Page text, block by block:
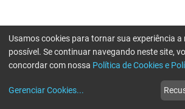
Usamos cookies para tornar sua experiência a
possível. Se continuar navegando neste site,
concordar com nossa Política de Cookies e
Gerenciar Cookies...
Erro ao enviar informações, por favor tente